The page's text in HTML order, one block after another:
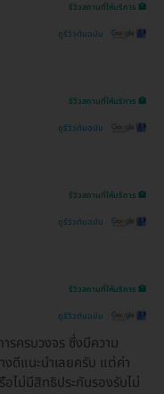
รีวิวสถานที่ให้บริการ 🏥
ดูรีวิวต้นฉบับ
รีวิวสถานที่ให้บริการ 🏥
ดูรีวิวต้นฉบับ
รีวิวสถานที่ให้บริการ 🏥
ดูรีวิวต้นฉบับ
รีวิวสถานที่ให้บริการ 🏥
ดูรีวิวต้นฉบับ
รครบวงจร ซึ่งมีความ
ดีแนะนำเลยครับ แต่ค่า
ไม่มีสิทธิประกันรองรับไม่